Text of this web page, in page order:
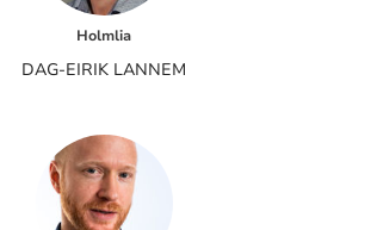
Holmlia
DAG-EIRIK LANNEM